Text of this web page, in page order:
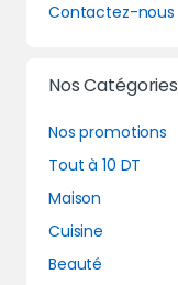
Contactez-nous
Nos Catégories
Nos promotions
Tout à 10 DT
Maison
Cuisine
Beauté